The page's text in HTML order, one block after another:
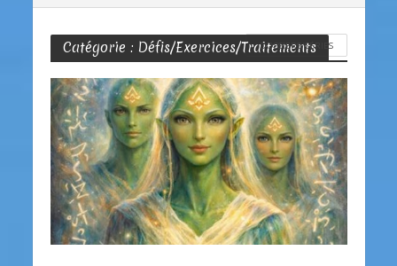
Catégorie : Défis/Exercices/Traitements
DOSSIERS/SÉRIES